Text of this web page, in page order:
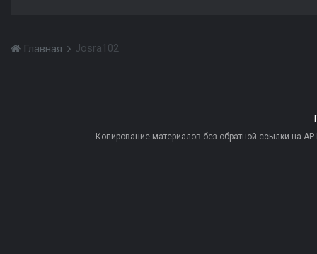
Главная Josra102
Копирование материалов без обратной ссылки на